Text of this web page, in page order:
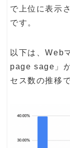
で上位に表示
です。
以下は、Web
page sage」
セス数の推移